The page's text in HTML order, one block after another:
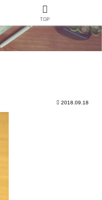
2018.09.18
TOP